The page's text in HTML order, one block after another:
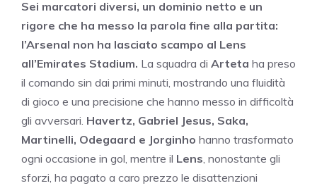
Sei marcatori diversi, un dominio netto e un
rigore che ha messo la parola fine alla partita:
l’Arsenal non ha lasciato scampo al Lens
all’Emirates Stadium. La squadra di Arteta ha preso
il comando sin dai primi minuti, mostrando una fluidità
di gioco e una precisione che hanno messo in difficoltà
gli avversari. Havertz, Gabriel Jesus, Saka,
Martinelli, Odegaard e Jorginho hanno trasformato
ogni occasione in gol, mentre il Lens , nonostante gli
sforzi, ha pagato a caro prezzo le disattenzioni